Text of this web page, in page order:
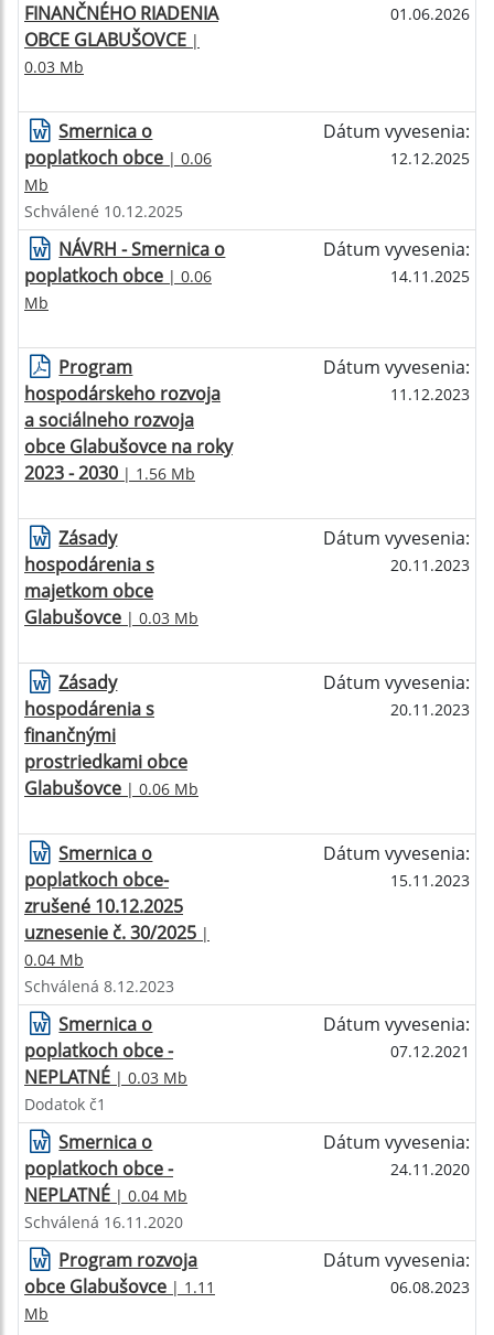
FINANČNÉHO RIADENIA
OBCE GLABUŠOVCE |
0.03 Mb
01.06.2026
Smernica o
poplatkoch obce | 0.06
Mb
Dátum vyvesenia:
12.12.2025
Schválené 10.12.2025
NÁVRH - Smernica o
poplatkoch obce | 0.06
Mb
Dátum vyvesenia:
14.11.2025
Program
hospodárskeho rozvoja
a sociálneho rozvoja
obce Glabušovce na roky
2023 - 2030 | 1.56 Mb
Dátum vyvesenia:
11.12.2023
Zásady
hospodárenia s
majetkom obce
Glabušovce | 0.03 Mb
Dátum vyvesenia:
20.11.2023
Zásady
hospodárenia s
finančnými
prostriedkami obce
Glabušovce | 0.06 Mb
Dátum vyvesenia:
20.11.2023
Smernica o
poplatkoch obce-
zrušené 10.12.2025
uznesenie č. 30/2025 |
0.04 Mb
Dátum vyvesenia:
15.11.2023
Schválená 8.12.2023
Smernica o
poplatkoch obce -
NEPLATNÉ | 0.03 Mb
Dátum vyvesenia:
07.12.2021
Dodatok č1
Smernica o
poplatkoch obce -
NEPLATNÉ | 0.04 Mb
Dátum vyvesenia:
24.11.2020
Schválená 16.11.2020
Program rozvoja
obce Glabušovce | 1.11
Mb
Dátum vyvesenia:
06.08.2023